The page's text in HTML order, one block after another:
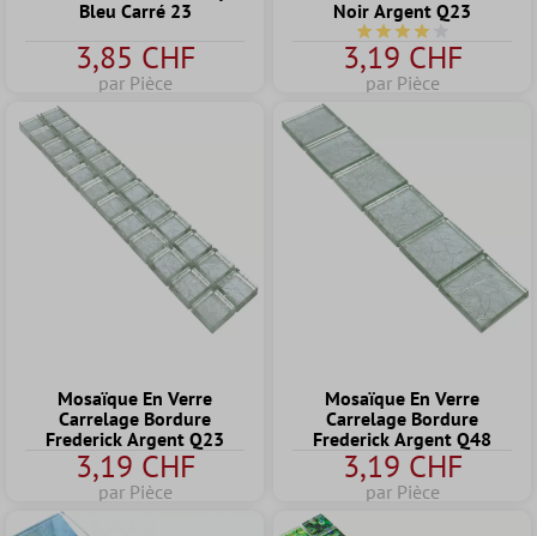
Bleu Carré 23
3,85 CHF
par Pièce
Noir Argent Q23
Note moyenne de 4
3,19 CHF
par Pièce
Mosaïque En Verre
Carrelage Bordure
Frederick Argent Q23
3,19 CHF
par Pièce
Mosaïque En Verre
Carrelage Bordure
Frederick Argent Q48
3,19 CHF
par Pièce